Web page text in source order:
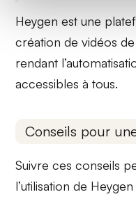
Heygen est une
création de vidéos
rendant
accessibles à tous.
Conseils pour
Suivre ces conseils
l’utilisation de